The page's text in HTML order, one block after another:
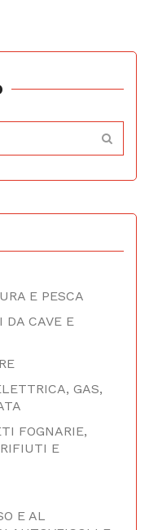
E PESCA
DA CAVE E
GAS,
FOGNARIE,
E
E AL